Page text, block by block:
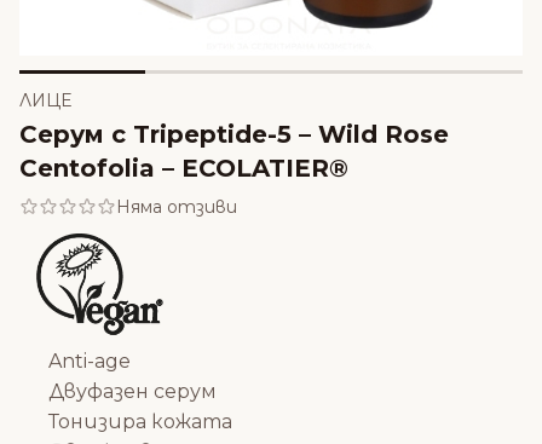
ЛИЦЕ
Серум с Tripeptide-5 – Wild Rose
Centofolia – ECOLATIER®
Няма отзиви
Anti-age
Двуфазен серум
Тонизира кожата